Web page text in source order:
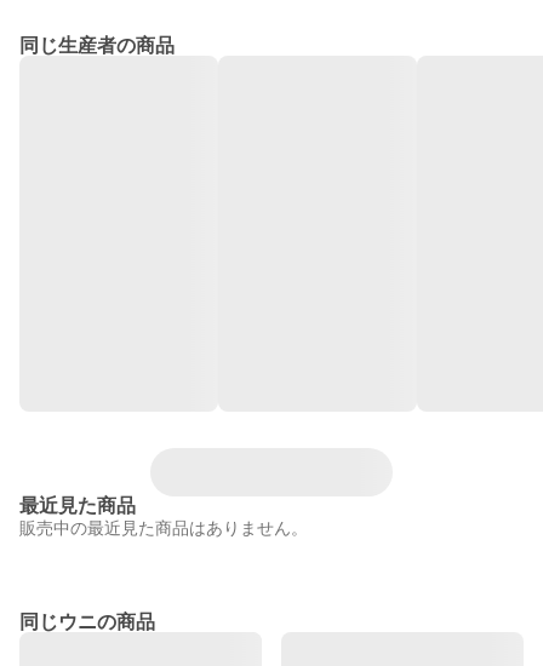
同じ生産者の商品
最近見た商品
販売中の最近見た商品はありません。
同じウニの商品